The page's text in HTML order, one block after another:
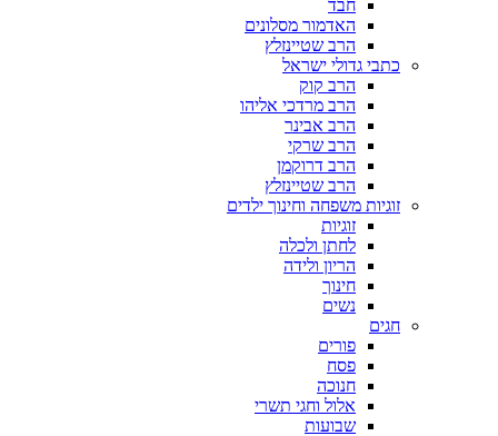
חבד
האדמור מסלונים
הרב שטיינזלץ
כתבי גדולי ישראל
הרב קוק
הרב מרדכי אליהו
הרב אבינר
הרב שרקי
הרב דרוקמן
הרב שטיינזלץ
זוגיות משפחה וחינוך ילדים
זוגיות
לחתן ולכלה
הריון ולידה
חינוך
נשים
חגים
פורים
פסח
חנוכה
אלול וחגי תשרי
שבועות